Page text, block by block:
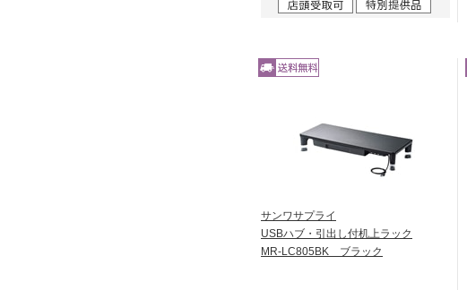
サンワサプライ
USBハブ・引出し付机上ラック
MR-LC805BK ブラック